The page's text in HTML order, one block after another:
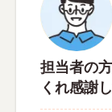
担当者の
くれ感謝